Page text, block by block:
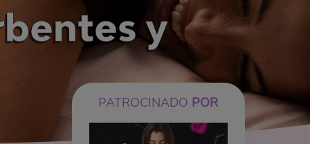
y
PATROCINADO POR